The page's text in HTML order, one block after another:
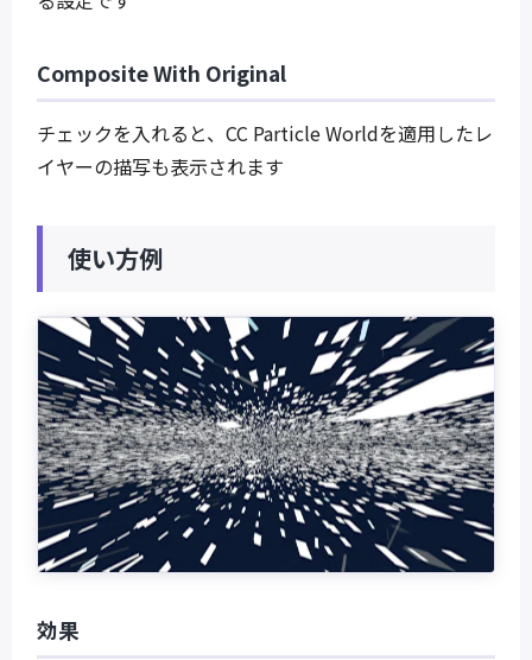
Composite With Original
チェックを入れると、CC Particle Worldを適用したレ
イヤーの描写も表示されます
使い方例
効果